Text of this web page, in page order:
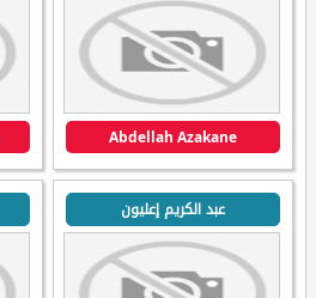
Abdellah Azakane
عبد الكريم إعليون